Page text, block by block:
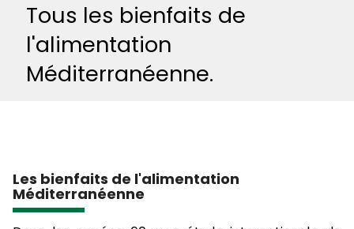
Tous les bienfaits de
l'alimentation
Méditerranéenne.
Les bienfaits de l'alimentation
Méditerranéenne